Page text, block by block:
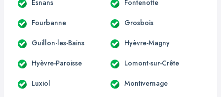
Esnans Fontenotte
Fourbanne Grosbois
Guillon-les-Bains Hyèvre-Magny
Hyèvre-Paroisse Lomont-sur-Crête
Luxiol Montivernage